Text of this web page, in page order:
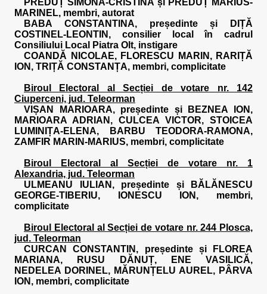
PREDUȚ SIMONA-CRISTINA și PREDUȚ MARIUS-
MARINEL, membri, autorat
BABA CONSTANTINA, președinte și DIȚĂ
COSTINEL-LEONTIN, consilier local în cadrul
Consiliului Local Piatra Olt, instigare
COANDĂ NICOLAE, FLORESCU MARIN, RARIȚĂ
ION, TRIȚĂ CONSTANȚA, membri, complicitate
Biroul Electoral al Secției de votare nr. 142
Ciuperceni, jud. Teleorman
VIȘAN MARIOARA, președinte și BEZNEA ION,
MARIOARA ADRIAN, CULCEA VICTOR, STOICEA
LUMINIȚA-ELENA, BARBU TEODORA-RAMONA,
ZAMFIR MARIN-MARIUS, membri, complicitate
Biroul Electoral al Secției de votare nr. 1
Alexandria, jud. Teleorman
ULMEANU IULIAN, președinte și BĂLĂNESCU
GEORGE-TIBERIU, IONESCU ION, membri,
complicitate
Biroul Electoral al Secției de votare nr. 244 Plosca,
jud. Teleorman
CURCAN CONSTANTIN, președinte și FLOREA
MARIANA, RUSU DĂNUȚ, ENE VASILICĂ,
NEDELEA DORINEL, MĂRUNȚELU AUREL, PÂRVA
ION, membri, complicitate